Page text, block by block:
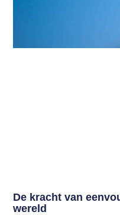
De kracht van
wereld